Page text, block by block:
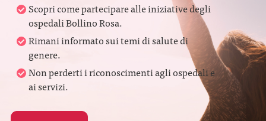
Scopri come partecipare alle iniziative degli
ospedali Bollino Rosa.
Rimani informato sui temi di salute di
genere.
Non perderti i riconoscimenti agli ospedali e
ai servizi.